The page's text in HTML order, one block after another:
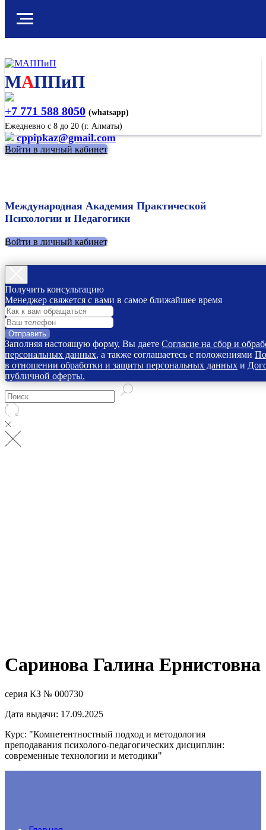
МАППиП
+7 771 588 8050 (whatsapp)
Ежедневно с 8 до 20 (г. Алматы)
cppipkaz@gmail.com
Войти в личный кабинет
Международная Академия Практической
Психологии и Педагогики
Войти в личный кабинет
Получить консультацию
Менеджер свяжется с вами в самое ближайшее время
Отправить
Заполняя настоящую форму, Вы даете Согласие на сбор и
персональных данных, а также соглашаетесь с положениями
в отношении обработки и защиты персональных данных и
публичной оферты.
Саринова Галина Ернистовна
серия КЗ № 000730
Дата выдачи: 17.09.2025
Курс: "Компетентностный подход и методология
преподавания психолого-педагогических дисциплин:
современные технологии и методики"